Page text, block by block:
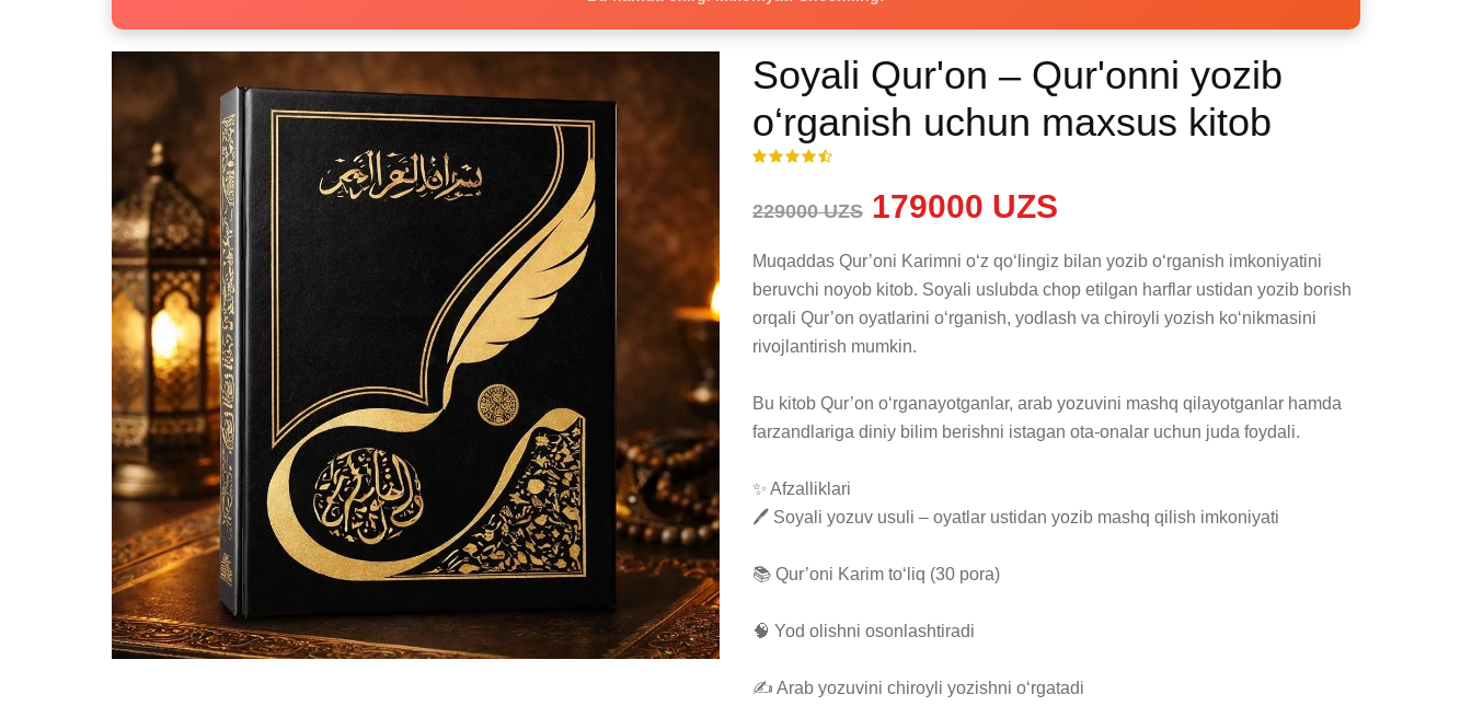
Soyali Qur'on – Qur'onni yozib
o‘rganish uchun maxsus kitob
229000 UZS 179000 UZS
Muqaddas Qur’oni Karimni o‘z qo‘lingiz bilan yozib o‘rganish imkoniyatini
beruvchi noyob kitob. Soyali uslubda chop etilgan harflar ustidan yozib borish
orqali Qur’on oyatlarini o‘rganish, yodlash va chiroyli yozish ko‘nikmasini
rivojlantirish mumkin.
Bu kitob Qur’on o‘rganayotganlar, arab yozuvini mashq qilayotganlar hamda
farzandlariga diniy bilim berishni istagan ota-onalar uchun juda foydali.
✨ Afzalliklari
🖊 Soyali yozuv usuli – oyatlar ustidan yozib mashq qilish imkoniyati
📚 Qur’oni Karim to‘liq (30 pora)
🧠 Yod olishni osonlashtiradi
✍ Arab yozuvini chiroyli yozishni o‘rgatadi